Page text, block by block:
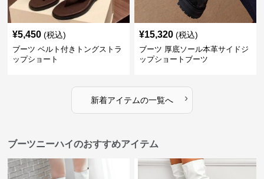
¥5,450 (税込)
ブーツ ベルト付きトングストラ
ップショート
¥15,320 (税込)
ブーツ 厚底ソール本革サイドジ
ップショートブーツ
新着アイテムの一覧へ ›
ブーツニーハイのおすすめアイテム